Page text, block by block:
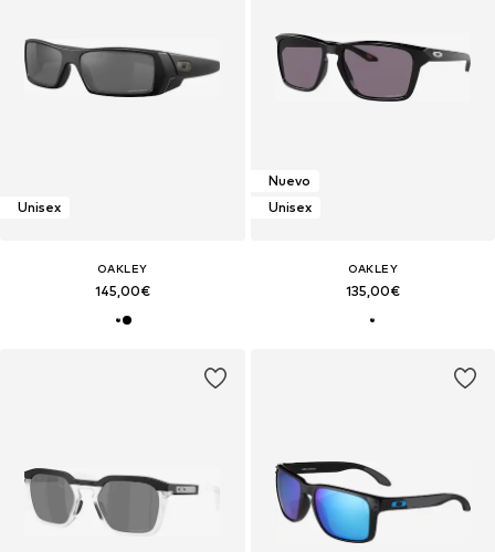
Unisex
OAKLEY
145,00€
Nuevo
Unisex
OAKLEY
135,00€